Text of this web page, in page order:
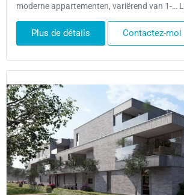
moderne appartementen, variërend van 1-…
Plus de détails Contactez-moi